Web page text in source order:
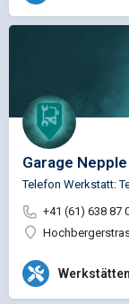
Garage
Telefon Werkstatt:
+41 (61) 638 87
Werkstätten